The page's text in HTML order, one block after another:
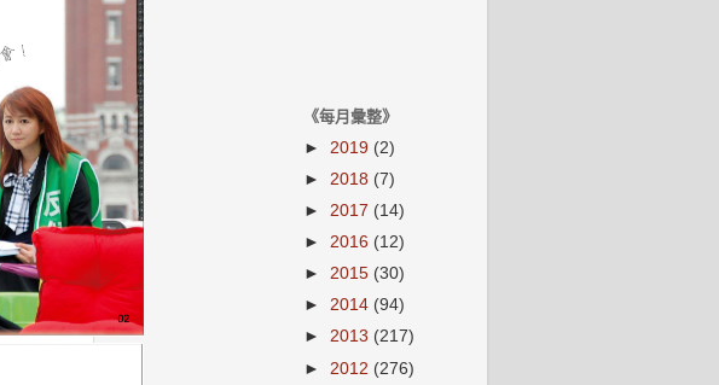
《每月彙整》
► 2019 (2)
► 2018 (7)
► 2017 (14)
► 2016 (12)
► 2015 (30)
► 2014 (94)
► 2013 (217)
► 2012 (276)